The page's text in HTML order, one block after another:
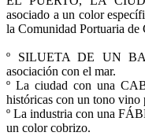
asociado a un color
la Comunidad Portuaria de
º SILUETA DE UN
asociación con el mar.
º La ciudad con una
históricas con un tono vino
º La industria con una
un color cobrizo.